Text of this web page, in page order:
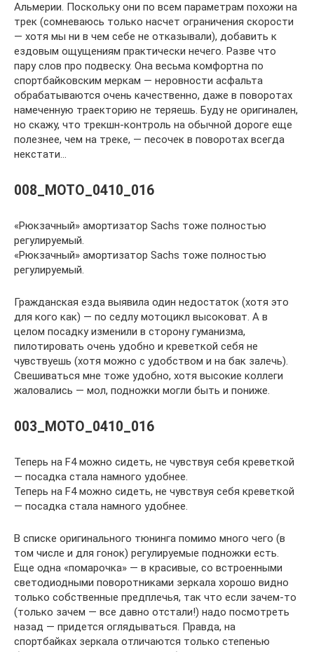
Альмерии. Поскольку они по всем параметрам похожи на
трек (сомневаюсь только насчет ограничения скорости
— хотя мы ни в чем себе не отказывали), добавить к
ездовым ощущениям практически нечего. Разве что
пару слов про подвеску. Она весьма комфортна по
спортбайковским меркам — неровности асфальта
обрабатываются очень качественно, даже в поворотах
намеченную траекторию не теряешь. Буду не оригинален,
но скажу, что трекшн-контроль на обычной дороге еще
полезнее, чем на треке, — песочек в поворотах всегда
некстати…
008_MOTO_0410_016
«Рюкзачный» амортизатор Sachs тоже полностью
регулируемый.
«Рюкзачный» амортизатор Sachs тоже полностью
регулируемый.
Гражданская езда выявила один недостаток (хотя это
для кого как) — по седлу мотоцикл высоковат. А в
целом посадку изменили в сторону гуманизма,
пилотировать очень удобно и креветкой себя не
чувствуешь (хотя можно с удобством и на бак залечь).
Свешиваться мне тоже удобно, хотя высокие коллеги
жаловались — мол, подножки могли быть и пониже.
003_MOTO_0410_016
Теперь на F4 можно сидеть, не чувствуя себя креветкой
— посадка стала намного удобнее.
Теперь на F4 можно сидеть, не чувствуя себя креветкой
— посадка стала намного удобнее.
В списке оригинального тюнинга помимо много чего (в
том числе и для гонок) регулируемые подножки есть.
Еще одна «помарочка» — в красивые, со встроенными
светодиодными поворотниками зеркала хорошо видно
только собственные предплечья, так что если зачем-то
(только зачем — все давно отстали!) надо посмотреть
назад — придется оглядываться. Правда, на
спортбайках зеркала отличаются только степенью